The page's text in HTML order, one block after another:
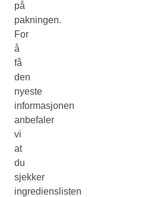
på
pakningen.
For
å
få
den
nyeste
informasjonen
anbefaler
vi
at
du
sjekker
ingredienslisten